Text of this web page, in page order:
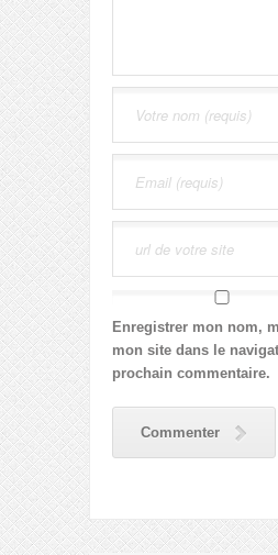
Enregistrer mon nom,
mon site dans le
prochain commentaire.
Commenter